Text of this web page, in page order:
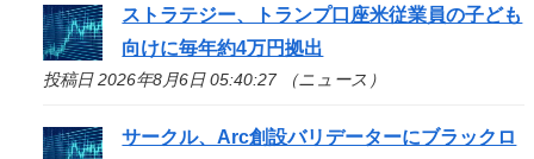
ストラテジー、トランプ口座米従業員の子ども
向けに毎年約4万円拠出
投稿日 2026年8月6日 05:40:27 （ニュース）
サークル、Arc創設バリデーターにブラックロ